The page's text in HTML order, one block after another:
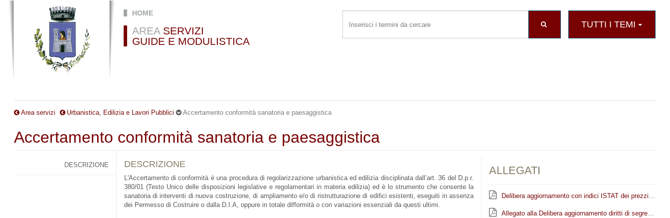
Salta al contenuto principale
HOME
AREASERVIZI
GUIDE E MODULISTICA
TUTTI I TEMI
Area servizi Urbanistica, Edilizia e Lavori Pubblici Accertamento conformità sanatoria e paesaggistica
Accertamento conformità sanatoria e paesaggistica
DESCRIZIONE DESCRIZIONE
L'Accertamento di conformità è una procedura di regolarizzazione urbanistica ed edilizia disciplinata dall’art. 36 del D.p.r.
380/01 (Testo Unico delle disposizioni legislative e regolamentari in materia edilizia) ed è lo strumento che consente la
sanatoria di interventi di nuova costruzione, di ampliamento e/o di ristrutturazione di edifici esistenti, eseguiti in assenza
dei Permesso di Costruire o dalla D.I.A, oppure in totale difformità o con variazioni essenziali da questi ultimi.
ALLEGATI
Delibera aggiornamento con indici ISTAT dei prezzi al consumo dei diritti di segreteria su atti e certificazioni in materia urba
Allegato alla Delibera aggiornamento diritti di segreteria